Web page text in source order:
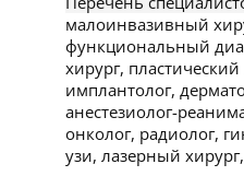
малоинвазивный
функциональный
хирург,
имплантолог,
анестезиолог-
онколог, радиолог,
узи, лазерный